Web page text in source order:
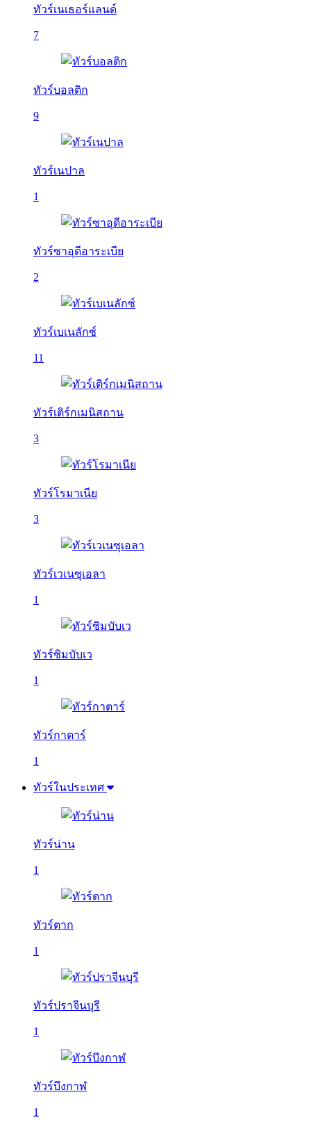
ทัวร์เนเธอร์แลนด์
7
ทัวร์บอลติก
9
ทัวร์เนปาล
1
ทัวร์ซาอุดีอาระเบีย
2
ทัวร์เบเนลักซ์
11
ทัวร์เติร์กเมนิสถาน
3
ทัวร์โรมาเนีย
3
ทัวร์เวเนซุเอลา
1
ทัวร์ซิมบับเว
1
ทัวร์กาตาร์
1
ทัวร์ในประเทศ
ทัวร์น่าน
1
ทัวร์ตาก
1
ทัวร์ปราจีนบุรี
1
ทัวร์บึงกาฬ
1